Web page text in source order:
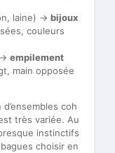
laine) → bijoux
couleurs
empilement
main opposée
coh
très variée. Au
instinctifs
choisir en